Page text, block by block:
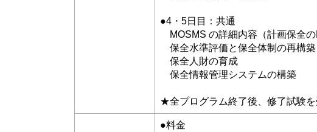
●4・5日目：共通
MOSMS の詳細内容（計画保全の
保全水準評価と保全体制の再構築
保全人財の育成
保全情報管理システムの構築
★全プログラム終了後、修了試験
●料金